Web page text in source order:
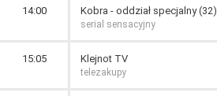
14:00 Kobra - oddział specjalny (32)
serial sensacyjny
15:05 Klejnot TV
telezakupy